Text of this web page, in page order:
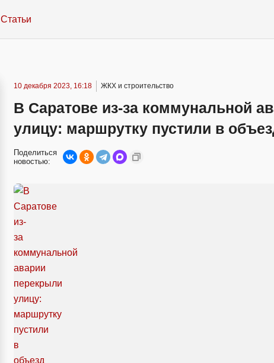
Статьи
10 декабря 2023, 16:18 ЖКХ и строительство
В Саратове из-за коммунальной
улицу: маршрутку пустили в
Поделиться
новостью: